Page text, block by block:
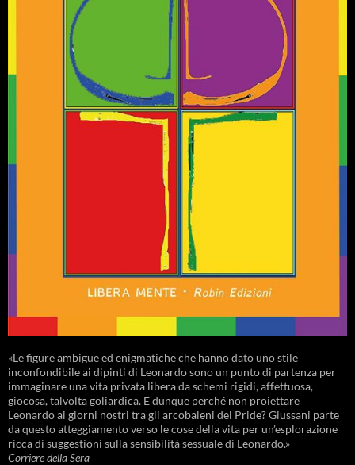
«Le figure ambigue ed enigmatiche che hanno dato uno stile
inconfondibile ai dipinti di Leonardo sono un punto di partenza per
immaginare una vita privata libera da schemi rigidi, affettuosa,
giocosa, talvolta goliardica. E dunque perché non proiettare
Leonardo ai giorni nostri tra gli arcobaleni del Pride? Giussani parte
da questo atteggiamento verso le cose della vita per un’esplorazione
ricca di suggestioni sulla sensibilità sessuale di Leonardo.»
Corriere della Sera